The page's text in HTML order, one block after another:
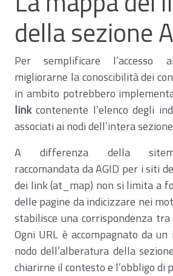
della sezione
Per semplificare l’accesso
migliorarne la conoscibilità dei
in ambito potrebbero
linkcontenente l’elenco degli
associati ai nodi dell’intera
A differenza della
raccomandata da AGID per i siti
dei link (at_map) non si limita a
delle pagine da indicizzare nei
stabilisce una corrispondenza
Ogni URL è accompagnato da
nodo dell’alberatura della
chiarirne il contesto e l’obbligo di